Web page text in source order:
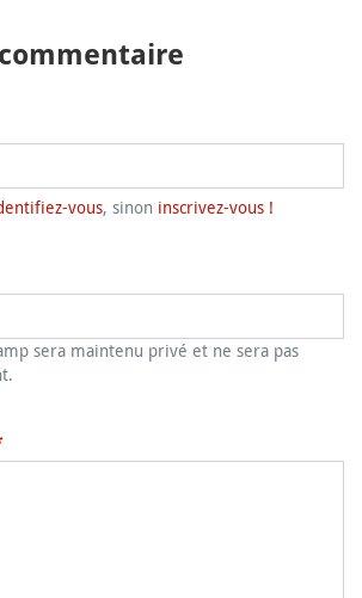
vous, sinon inscrivez-vous !
sera maintenu privé et ne sera pas